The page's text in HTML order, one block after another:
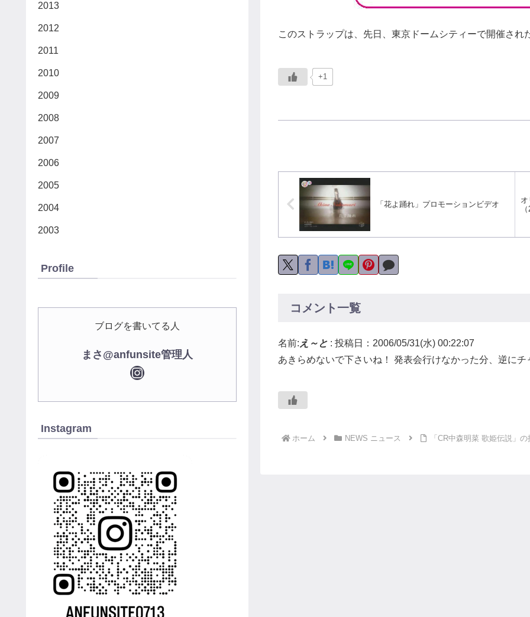
このストラップは、先日、東京ドームシティーで開催され
+1
「花よ踊れ」プロモーションビデオ
コメント一覧
名前: え～と : 投稿日：2006/05/31(水) 00:22:07
あきらめないで下さいね！ 発表会行けなかった分、逆に
ホーム NEWS ニュース 「CR中森明菜 歌姫伝説」
2013
2012
2011
2010
2009
2008
2007
2006
2005
2004
2003
Profile
ブログを書いてる人
まさ@anfunsite管理人
Instagram